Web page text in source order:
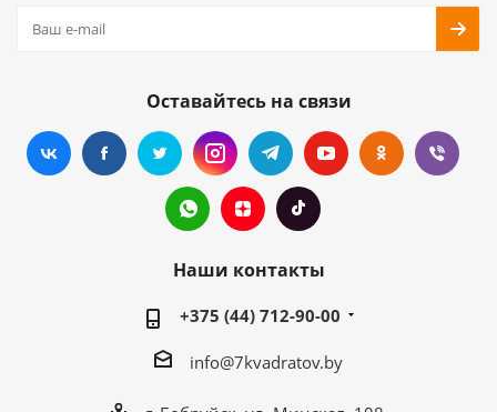
Оставайтесь на связи
Наши контакты
+375 (44) 712-90-00
info@7kvadratov.by